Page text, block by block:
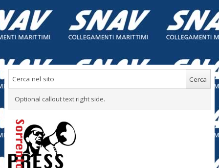
Optional callout text right side.